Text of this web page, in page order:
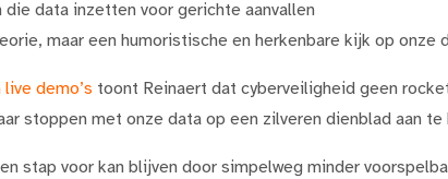
die data inzetten voor gerichte aanvallen
maar een humoristische en herkenbare kijk op onze
demo’s toont Reinaert dat cyberveiligheid geen
stoppen met onze data op een zilveren dienblad aan te
stap voor kan blijven door simpelweg minder